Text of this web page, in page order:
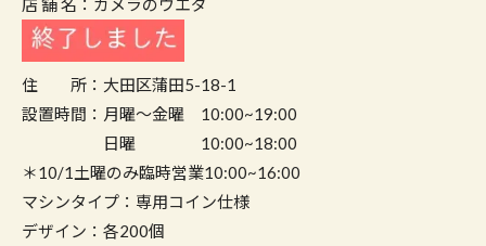
店 舗 名：カメラのウエダ
住 所：大田区蒲田5-18-1
設置時間：月曜～金曜 10:00~19:00
日曜 10:00~18:00
＊10/1土曜のみ臨時営業10:00~16:00
マシンタイプ：専用コイン仕様
デザイン：各200個